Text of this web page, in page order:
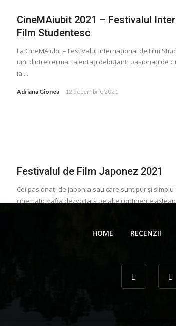
CineMAiubit 2021 – Festivalul
Film Studentesc
La CineMAiubit – Festivalul Internaţional de Film
unii dintre cei mai talentaţi debutanţi pasionaţi de
ia ...
Adriana Gionea 12 decembrie 2021
Festivalul de Film Japonez 2021
Cei pasionaţi de Japonia sau care sunt pur și simplu
cinematografia dezvoltată pe alte continente
6 decembrie 2021
HOME RECENZII